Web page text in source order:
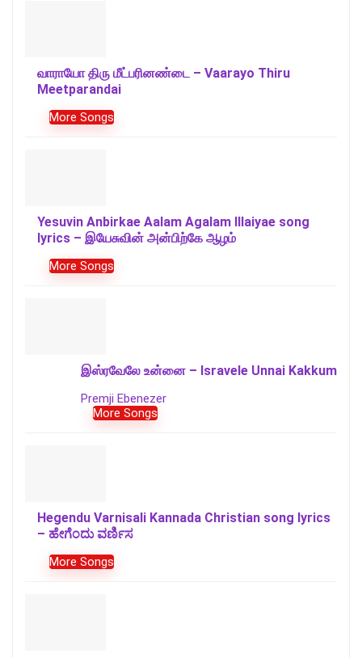
வாராயோ திரு மீட்பரினண்டை – Vaarayo Thiru
Meetparandai
More Songs
Yesuvin Anbirkae Aalam Agalam Illaiyae song
lyrics – இயேசுவின் அன்பிற்கே ஆழம்
More Songs
இஸ்ரவேலே உன்னை – Isravele Unnai Kakkum
Premji Ebenezer
More Songs
Hegendu Varnisali Kannada Christian song lyrics
– ಹೇಗೆಂದು ವರ್ಣಿಸ
More Songs